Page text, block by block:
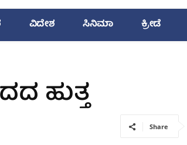
ವಿದೇಶ ಸಿನಿಮಾ ಕ್ರೀಡೆ
ಹುತ್ತ
Share